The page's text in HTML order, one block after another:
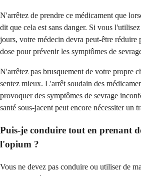
N'arrêtez de prendre ce médicament que
dit que cela est sans danger. Si vous
jours, votre médecin devra peut-être réduire
dose pour prévenir les symptômes de
N'arrêtez pas brusquement de votre propre
sentez mieux. L'arrêt soudain des
provoquer des symptômes de sevrage
santé sous-jacent peut encore nécessiter un
Puis-je conduire tout en prenant
l'opium ?
Vous ne devez pas conduire ou utiliser de